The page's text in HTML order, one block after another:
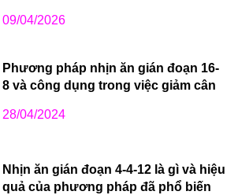
09/04/2026
Phương pháp nhịn ăn gián đoạn 16-
8 và công dụng trong việc giảm cân
28/04/2024
Nhịn ăn gián đoạn 4-4-12 là gì và hiệu
quả của phương pháp đã phổ biến